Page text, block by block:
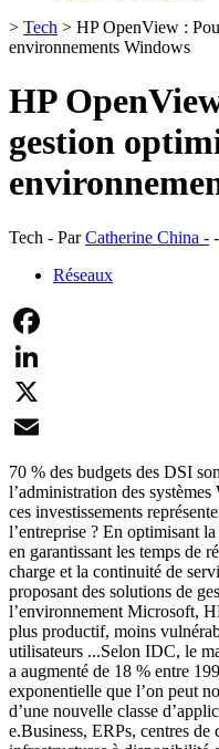
> Tech > HP OpenView :
environnements Windows
HP
gestion
Tech - ParCatherine China -
Réseaux
Facebook
LinkedIn
X
Email
70 % des budgets des DSI
l’administration des
ces investissements
l’entreprise ? En optimisant
en garantissant les temps de
charge et la continuité de
proposant des solutions de
l’environnement Microsoft,
plus productif, moins
utilisateurs ...Selon IDC, le
a augmenté de 18 % entre
exponentielle que l’on peut
d’une nouvelle classe
e.Business, ERPs, centres de